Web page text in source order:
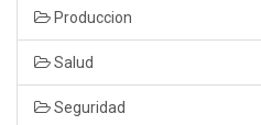
Produccion
Salud
Seguridad